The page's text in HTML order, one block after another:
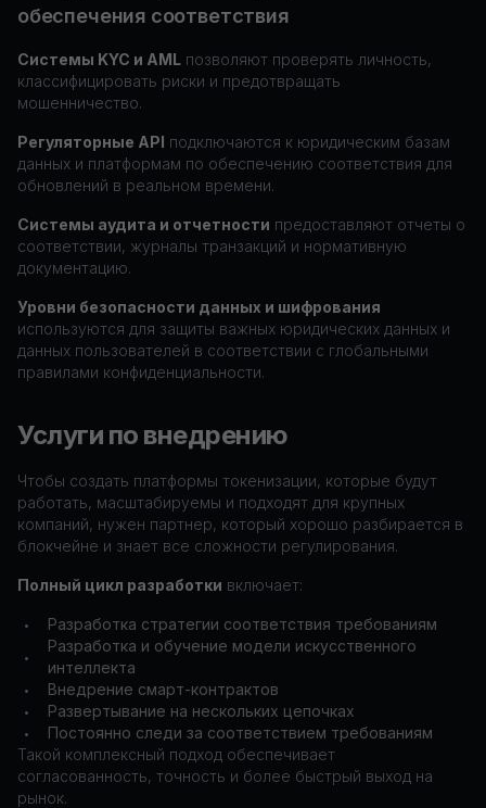
обеспечения соответствия
Системы KYC и AML позволяют проверять личность,
классифицировать риски и предотвращать
мошенничество.
Регуляторные API подключаются к юридическим базам
данных и платформам по обеспечению соответствия для
обновлений в реальном времени.
Системы аудита и отчетности предоставляют отчеты о
соответствии, журналы транзакций и нормативную
документацию.
Уровни безопасности данных и шифрования
используются для защиты важных юридических данных и
данных пользователей в соответствии с глобальными
правилами конфиденциальности.
Услуги по внедрению
Чтобы создать платформы токенизации, которые будут
работать, масштабируемы и подходят для крупных
компаний, нужен партнер, который хорошо разбирается в
блокчейне и знает все сложности регулирования.
Полный цикл разработки включает:
• Разработка стратегии соответствия требованиям
•
Разработка и обучение модели искусственного
интеллекта
• Внедрение смарт-контрактов
• Развертывание на нескольких цепочках
•
Постоянно следи за соответствием требованиям
Такой комплексный подход обеспечивает
согласованность, точность и более быстрый выход на
рынок.